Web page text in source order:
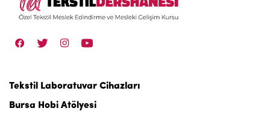
Tekstil Laboratuvar Cihazları
Bursa Hobi Atölyesi